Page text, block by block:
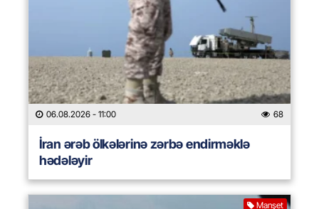
06.08.2026 - 11:00 68
İran ərəb ölkələrinə zərbə endirməklə
hədələyir
Manşet